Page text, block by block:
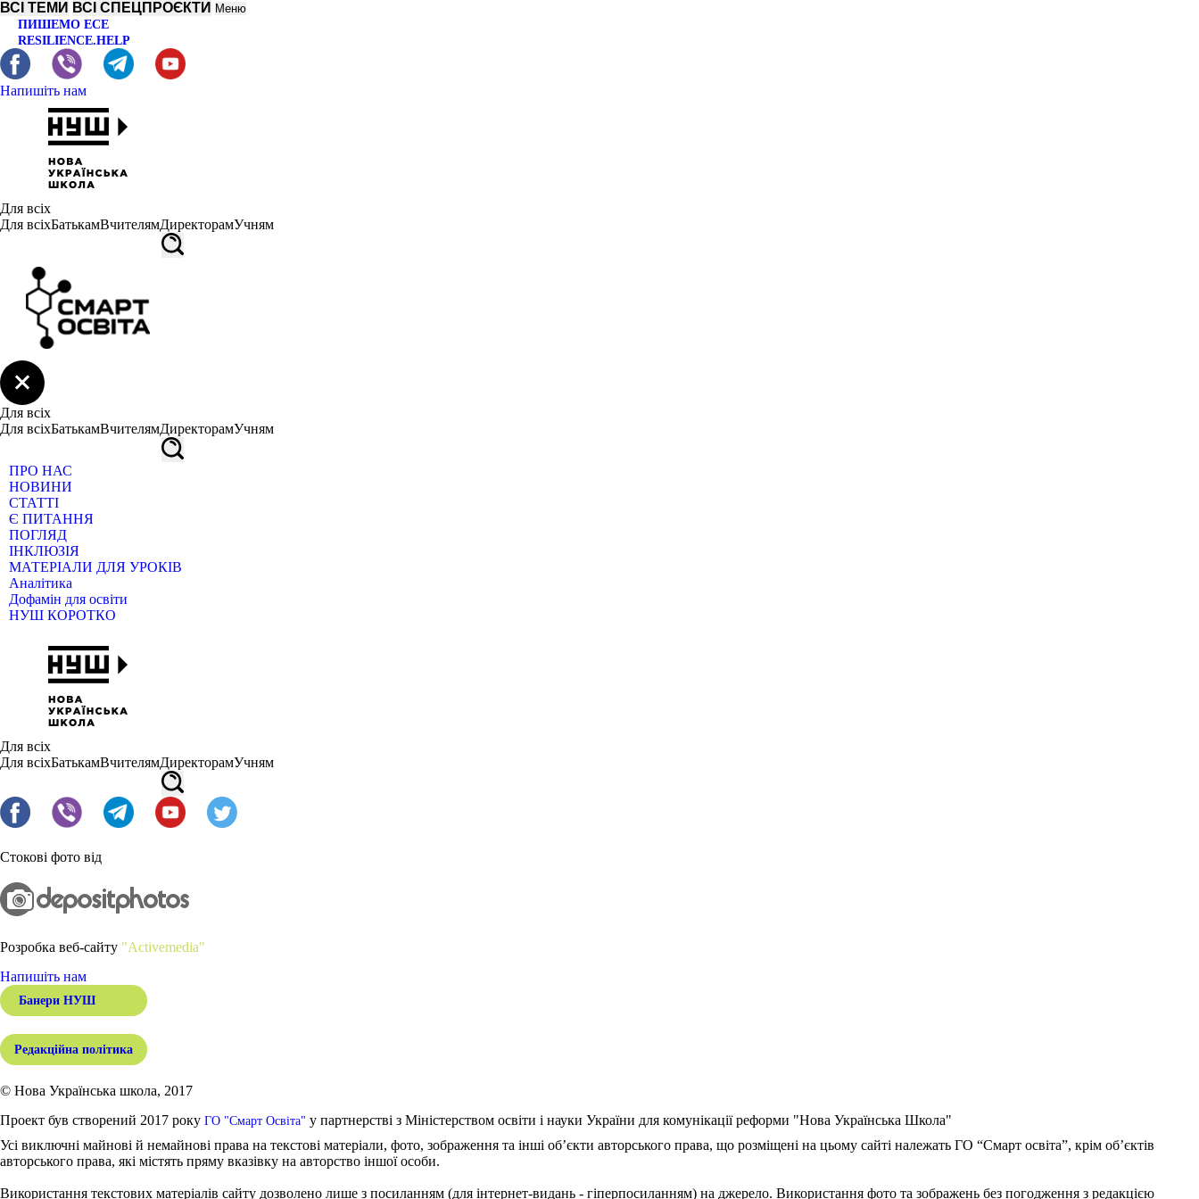
ВСІ ТЕМИ ВСІ СПЕЦПРОЄКТИ Меню
ПИШЕМО ЕСЕ
RESILIENCE.HELP
Напишіть нам
Для всіх
Для всіхБатькамВчителямДиректорамУчням
Для всіх
Для всіхБатькамВчителямДиректорамУчням
ПРО НАС
НОВИНИ
СТАТТІ
Є ПИТАННЯ
ПОГЛЯД
ІНКЛЮЗІЯ
МАТЕРІАЛИ ДЛЯ УРОКІВ
Аналітика
Дофамін для освіти
НУШ КОРОТКО
Для всіх
Для всіхБатькамВчителямДиректорамУчням
Стокові фото від
Розробка веб-сайту "Activemedia"
Напишіть нам
Банери НУШ
Редакційна політика
© Нова Українська школа, 2017
Проект був створений 2017 року ГО "Смарт Освіта" у партнерстві з Міністерством освіти і науки України для комунікації реформи "Нова Українська Школа"
Усі виключні майнові й немайнові права на текстові матеріали, фото, зображення та інші об’єкти авторського права, що розміщені на цьому сайті належать ГО “Смарт освіта”, крім об’єктів
авторського права, які містять пряму вказівку на авторство іншої особи.
Використання текстових матеріалів сайту дозволено лише з посиланням (для інтернет-видань - гіперпосиланням) на джерело. Використання фото та зображень без погодження з редакцією